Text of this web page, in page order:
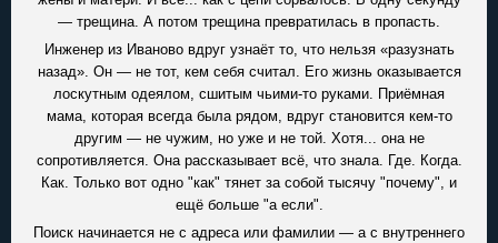
— трещина. А потом трещина превратилась в пропасть.
Инженер из Иваново вдруг узнаёт то, что нельзя «разузнать
назад». Он — не тот, кем себя считал. Его жизнь оказывается
лоскутным одеялом, сшитым чьими-то руками. Приёмная
мама, которая всегда была рядом, вдруг становится кем-то
другим — не чужим, но уже и не той. Хотя... она не
сопротивляется. Она рассказывает всё, что знала. Где. Когда.
Как. Только вот одно "как" тянет за собой тысячу "почему", и
ещё больше "а если".
Поиск начинается не с адреса или фамилии — а с внутреннего